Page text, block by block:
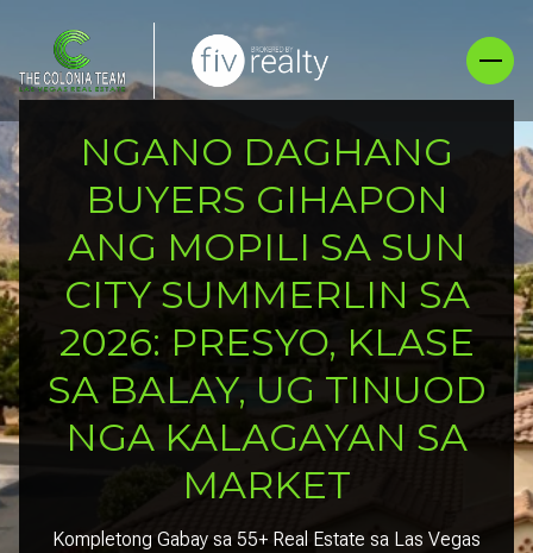
NGANO DAGHANG
BUYERS GIHAPON
ANG MOPILI SA SUN
CITY SUMMERLIN SA
2026: PRESYO, KLASE
SA BALAY, UG TINUOD
NGA KALAGAYAN SA
MARKET
Kompletong Gabay sa 55+ Real Estate sa Las Vegas